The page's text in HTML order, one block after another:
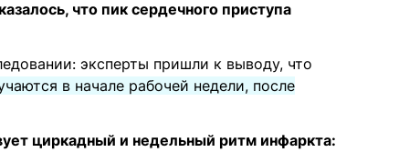
что пик сердечного приступа
эксперты пришли к выводу, что
в начале рабочей недели, после
циркадный и недельный ритм инфаркта: